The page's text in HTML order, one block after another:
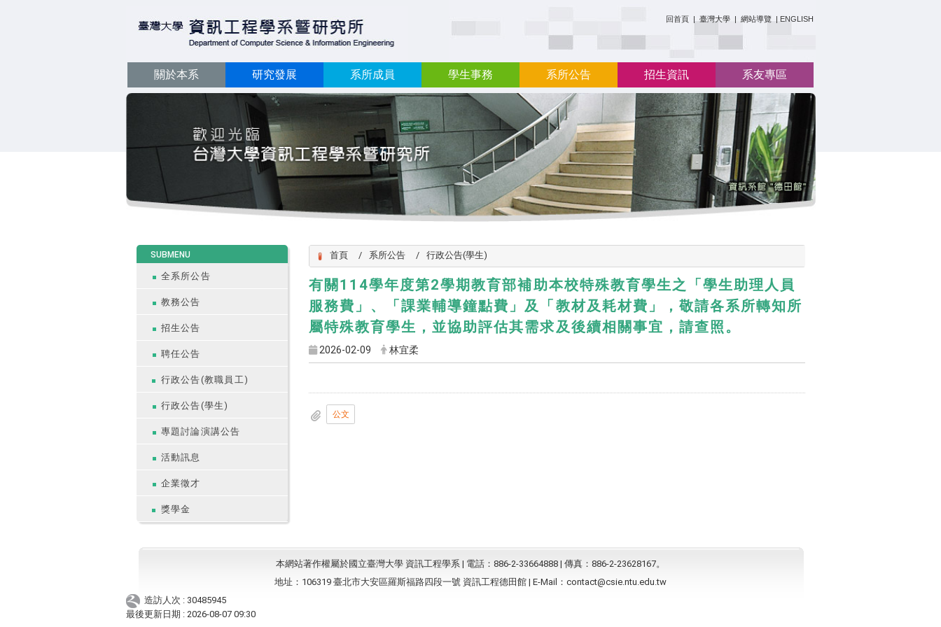
回首頁 | 臺灣大學 | 網站導覽 | ENGLISH
關於本系 研究發展 系所成員 學生事務 系所公告 招生資訊 系友專區
SUBMENU
全系所公告
教務公告
招生公告
聘任公告
行政公告(教職員工)
行政公告(學生)
專題討論演講公告
活動訊息
企業徵才
獎學金
首頁 系所公告 行政公告(學生)
有關114學年度第2學期教育部補助本校特殊教育學生之「學生助理人員
服務費」、「課業輔導鐘點費」及「教材及耗材費」，敬請各系所轉知所
屬特殊教育學生，並協助評估其需求及後續相關事宜，請查照。
2026-02-09 林宜柔
公文
本網站著作權屬於國立臺灣大學 資訊工程學系 | 電話：886-2-33664888 | 傳真：886-2-23628167。
地址：106319 臺北市大安區羅斯福路四段一號 資訊工程德田館 | E-Mail： contact@csie.ntu.edu.tw
造訪人次 : 30485945
最後更新日期 : 2026-08-07 09:30